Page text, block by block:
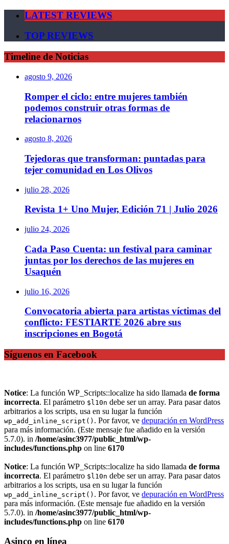
LATEST REVIEWS
TOP REVIEWS
Timeline de Noticias
agosto 9, 2026
Romper el ciclo: entre mujeres también
podemos construir otras formas de
relacionarnos
agosto 8, 2026
Tejedoras que transforman: puntadas para
tejer comunidad en Los Olivos
julio 28, 2026
Revista 1+ Uno Mujer, Edición 71 | Julio 2026
julio 24, 2026
Cada Paso Cuenta: un festival para caminar
juntas por los derechos de las mujeres en
Usaquén
julio 16, 2026
Convocatoria abierta para artistas víctimas del
conflicto: FESTIARTE 2026 abre sus
inscripciones en Bogotá
Síguenos en Facebook
Notice: La función WP_Scripts::localize ha sido llamada de forma
incorrecta. El parámetro $l10n debe ser un array. Para pasar datos
arbitrarios a los scripts, usa en su lugar la función
wp_add_inline_script() . Por favor, ve depuración en WordPress
para más información. (Este mensaje fue añadido en la versión
5.7.0). in /home/asinc3977/public_html/wp-
includes/functions.php on line 6170
Notice: La función WP_Scripts::localize ha sido llamada de forma
incorrecta. El parámetro $l10n debe ser un array. Para pasar datos
arbitrarios a los scripts, usa en su lugar la función
wp_add_inline_script() . Por favor, ve depuración en WordPress
para más información. (Este mensaje fue añadido en la versión
5.7.0). in /home/asinc3977/public_html/wp-
includes/functions.php on line 6170
Asinco en línea